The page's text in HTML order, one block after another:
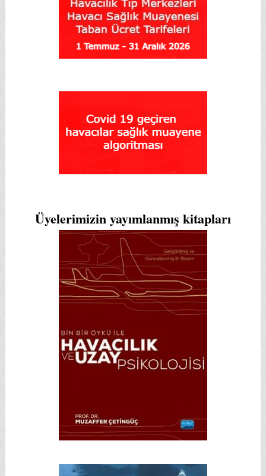
Üyelerimizin yayımlanmış kitapları